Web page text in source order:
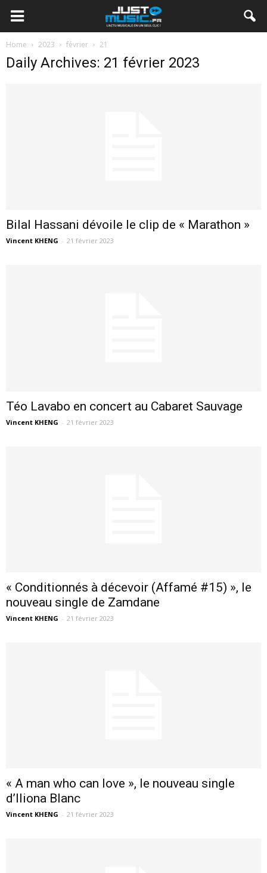
Home 2023 février 21
Daily Archives: 21 février 2023
Bilal Hassani dévoile le clip de « Marathon »
Vincent KHENG - 21 février 2023
Téo Lavabo en concert au Cabaret Sauvage
Vincent KHENG - 21 février 2023
« Conditionnés à décevoir (Affamé #15) », le
nouveau single de Zamdane
Vincent KHENG - 21 février 2023
« A man who can love », le nouveau single
d’Iliona Blanc
Vincent KHENG - 21 février 2023